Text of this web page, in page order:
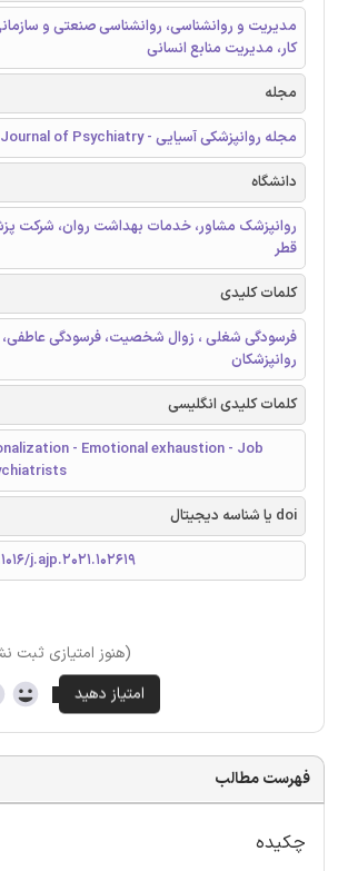
مدیریت و روانشناسی، روانشناسی صنعتی و
کار، مدیریت منابع انسانی
مجله
مجله روانپزشکی آسیایی - Asian Journal of Psychiatry
دانشگاه
روانپزشک مشاور، خدمات بهداشت روان، شرکت
قطر
کلمات کلیدی
فرسودگی شغلی ، زوال شخصیت، فرسودگی
روانپزشکان
کلمات کلیدی انگلیسی
- Emotional exhaustion - Job
doi یا شناسه دیجیتال
j.ajp.2021.102619
(هنوز امتیازی ثبت
فهرست مطالب
چکیده